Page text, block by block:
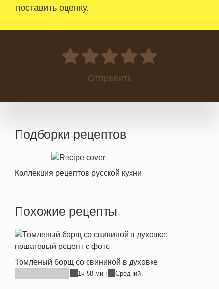
поставить оценку.
0
Отправить
Подборки рецептов
Коллекция рецептов русской кухни
Похожие рецепты
Томленый борщ со свининой в духовке
1ч 58 мин Средний